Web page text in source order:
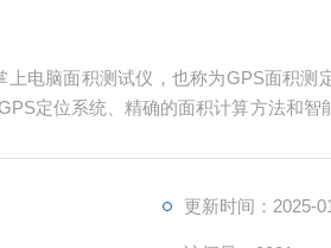
上电脑面积测试仪，也称为GPS面积测
定位系统、精确的面积计算方法和智
更新时间：2025-